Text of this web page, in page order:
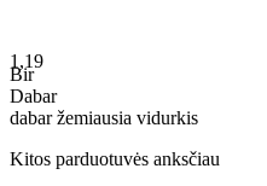
1,19
Bir
Dabar
dabaržemiausia vidurkis
Kitos parduotuvės anksčiau